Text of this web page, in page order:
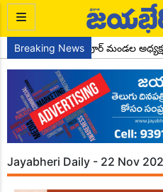
Breaking News
కాంగ్రెస్ పార్టీ సైదాపూర్ మండల
Jayabheri Daily - 22 Nov